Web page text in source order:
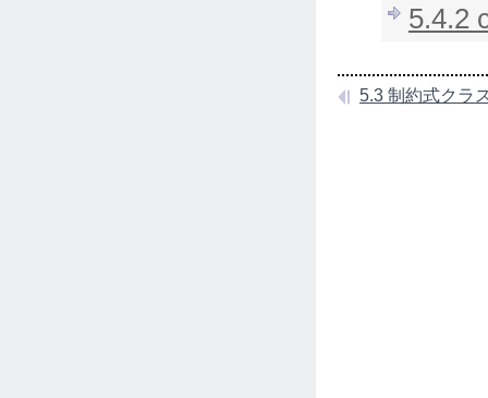
5.4.2
5.3 制約式クラ